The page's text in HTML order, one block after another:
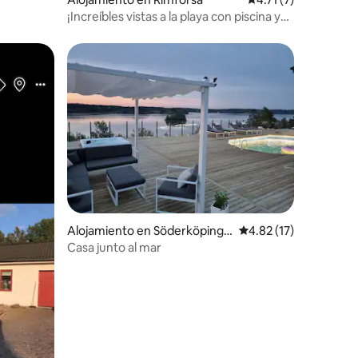
¡Increíbles vistas a la playa con piscina y
Alojamiento en Söderköping
Ö
Calificación
4.82 (17)
Casa junto al mar